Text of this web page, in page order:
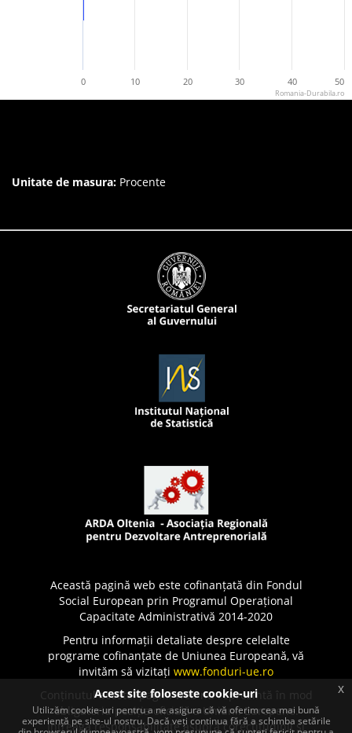
0 10 20 30 40 50
Romania-Durabila.ro
Unitate de masura: Procente
Această pagină web este cofinanțată din Fondul
Social European prin Programul Operațional
Capacitate Administrativă 2014-2020
Pentru informații detaliate despre celelalte
programe cofinanțate de Uniunea Europeană, vă
invităm să vizitați www.fonduri-ue.ro
Conținutul acestei pagini web nu reprezintă în mod
obligatoriu poziția oficială a Uniunii Europene.
Întreaga responsabilitate asupra corectitudinii și
Acest site foloseste cookie-uri
Utilizăm cookie-uri pentru a ne asigura că vă oferim cea mai bună
experiență pe site-ul nostru. Dacă veți continua fără a schimba setările
x